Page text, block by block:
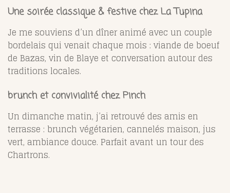
Une soirée classique & festive chez La Tupina
Je me souviens d’un dîner animé avec un couple
bordelais qui venait chaque mois : viande de boeuf
de Bazas, vin de Blaye et conversation autour des
traditions locales.
brunch et convivialité chez Pinch
Un dimanche matin, j’ai retrouvé des amis en
terrasse : brunch végétarien, cannelés maison, jus
vert, ambiance douce. Parfait avant un tour des
Chartrons.